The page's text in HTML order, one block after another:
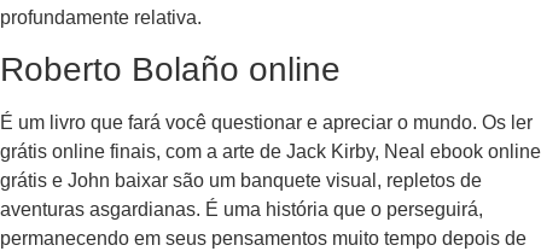
profundamente relativa.
Roberto Bolaño online
É um livro que fará você questionar e apreciar o mundo. Os ler
grátis online finais, com a arte de Jack Kirby, Neal ebook online
grátis e John baixar são um banquete visual, repletos de
aventuras asgardianas. É uma história que o perseguirá,
permanecendo em seus pensamentos muito tempo depois de